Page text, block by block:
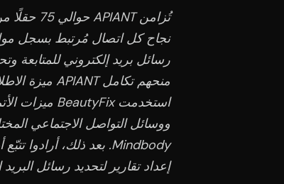
إعداد تقارير لتحديد رسائل